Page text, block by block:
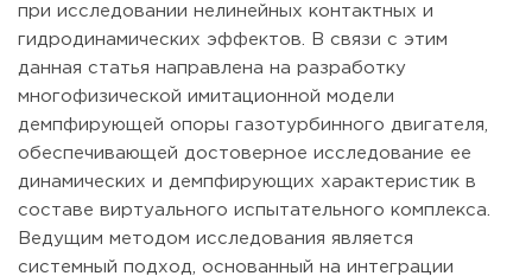
при исследовании нелинейных контактных и
гидродинамических эффектов. В связи с этим
данная статья направлена на разработку
многофизической имитационной модели
демпфирующей опоры газотурбинного двигателя,
обеспечивающей достоверное исследование ее
динамических и демпфирующих характеристик в
составе виртуального испытательного комплекса.
Ведущим методом исследования является
системный подход, основанный на интеграции